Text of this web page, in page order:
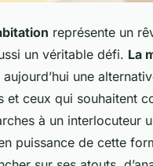
représente un
un véritable défi. La
une
et ceux qui souhaitent
à un interlocuteur
puissance de cette